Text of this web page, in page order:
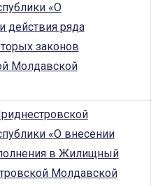
«О
действия ряда
законов
Молдавской
«О внесении
в Жилищный
Молдавской